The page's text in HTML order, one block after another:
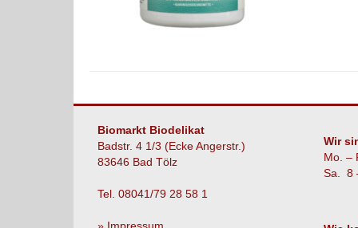
Biomarkt Biodelikat
Badstr. 4 1/3 (Ecke Angerstr.)
83646 Bad Tölz
Tel. 08041/79 28 58 1
Wir
Mo. –
Sa. 8